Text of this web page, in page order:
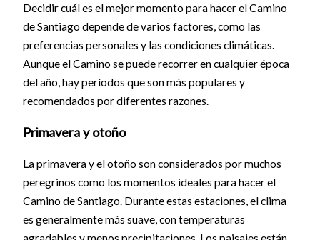
Decidir cuál es el mejor momento para hacer el Camino
de Santiago depende de varios factores, como las
preferencias personales y las condiciones climáticas.
Aunque el Camino se puede recorrer en cualquier época
del año, hay períodos que son más populares y
recomendados por diferentes razones.
Primavera y otoño
La primavera y el otoño son considerados por muchos
peregrinos como los momentos ideales para hacer el
Camino de Santiago. Durante estas estaciones, el clima
es generalmente más suave, con temperaturas